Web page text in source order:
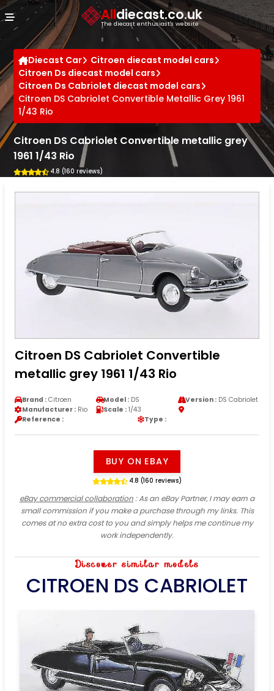
Alldiecast.co.uk
The diecast enthusiast's website
Diecast Car
Citroen diecast model cars
Citroen Ds diecast model cars
Citroen Ds Cabriolet diecast model cars
Citroen DS Cabriolet Convertible Metallic Grey 1961
1/43 Rio
Citroen DS Cabriolet Convertible metallic grey
1961 1/43 Rio
4.8 (160 reviews)
Citroen DS Cabriolet Convertible
metallic grey 1961 1/43 Rio
Brand : Citroen Model : DS Version :DS Cabriolet
Manufacturer : Rio Scale : 1/43
Reference :
Type :
BUY ON EBAY
4.8 (160 reviews)
eBay commercial collaboration: As an eBay Partner, I may earn a
small commission if you make a purchase through my links. This
comes at no extra cost to you and simply helps me continue my
work independently.
Discover similar models
CITROEN DS CABRIOLET
Cookies management panel